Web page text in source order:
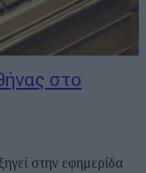
στο
στην εφημερίδα